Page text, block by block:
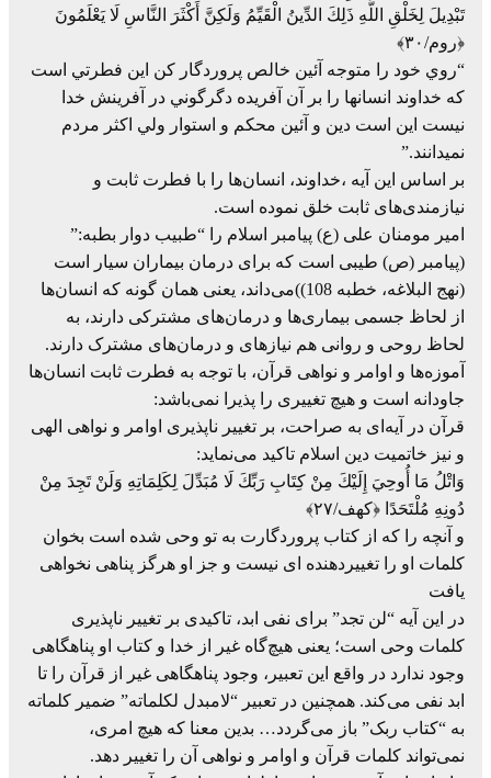
تَبْدِيلَ لِخَلْقِ اللَّهِ ذَلِكَ الدِّينُ الْقَيِّمُ وَلَكِنَّ أَكْثَرَ النَّاسِ لَا يَعْلَمُونَ
﴿روم/۳۰﴾
“روي خود را متوجه آئين خالص پروردگار كن اين فطرتي است
كه خداوند انسانها را بر آن آفريده دگرگوني در آفرينش خدا
نيست اين است دين و آئين محكم و استوار ولي اكثر مردم
نمي‏دانند.”
بر اساس این آیه ،خداوند، انسان‌ها را با فطرت ثابت و
نیازمندی‌های ثابت خلق نموده است.
امیر مومنان علی (ع) پیامبر اسلام را “طبیب دوار بطبه:”
(پیامبر (ص) طیبی است که برای درمان بیماران سیار است
(نهج البلاغه، خطبه 108))می‌داند، یعنی همان گونه که انسان‌ها
از لحاظ جسمی بیماری‌ها و درمان‌های مشترکی دارند، به
لحاظ روحی و روانی هم نیازهای و درمان‌های مشترک دارند.
آموزه‌ها و اوامر و نواهی قرآن، با توجه به فطرت ثابت انسان‌ها
جاودانه است و هیچ تغییری را پذیرا نمی‌باشد:
قرآن در آیه‌ای به صراحت، بر تغییر ناپذیری اوامر و نواهی الهی
و نیز خاتمیت دین اسلام تاکید می‌نماید:
وَاتْلُ مَا أُوحِيَ إِلَيْكَ مِنْ كِتَابِ رَبِّكَ لَا مُبَدِّلَ لِكَلِمَاتِهِ وَلَنْ تَجِدَ مِنْ
دُونِهِ مُلْتَحَدًا ﴿کهف/۲۷﴾
و آنچه را كه از كتاب پروردگارت به تو وحى شده است بخوان
كلمات او را تغييردهنده‏ اى نيست و جز او هرگز پناهى نخواهى
يافت
در این آیه “لن تجد” برای نفی ابد، تاکیدی بر تغییر ناپذیری
کلمات وحی است؛ یعنی هیچ‌گاه غیر از خدا و کتاب او پناهگاهی
وجود ندارد در واقع این تعبیر، وجود پناهگاهی غیر از قرآن را تا
ابد نفی می‌کند. همچنین در تعبیر “لامبدل لکلماته” ضمیر کلماته
به “کتاب ربک” باز می‌گردد… بدین معنا که هیچ امری،
نمی‌تواند کلمات قرآن و اوامر و نواهی آن را تغییر دهد.